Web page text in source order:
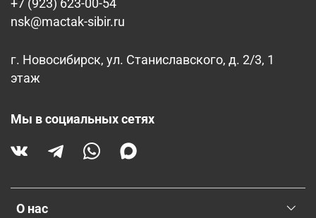
О нас
+7 (923) 623-00-54
nsk@mactak-sibir.ru
г. Новосибирск, ул. Станиславского, д. 2/3, 1
этаж
Мы в социальных сетях